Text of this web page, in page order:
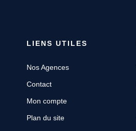
LIENS UTILES
Nos Agences
Contact
Mon compte
Plan du site